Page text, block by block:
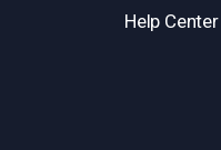
Help Center